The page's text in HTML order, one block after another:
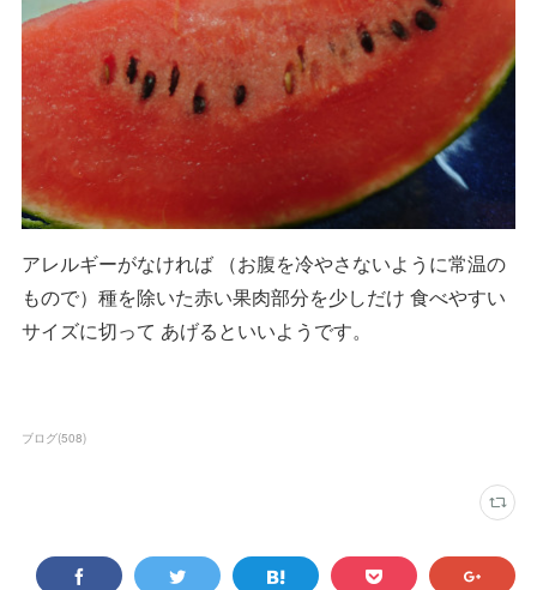
アレルギーがなければ （お腹を冷やさないように常温の
もので）種を除いた赤い果肉部分を少しだけ 食べやすい
サイズに切って あげるといいようです。
ブログ(508)